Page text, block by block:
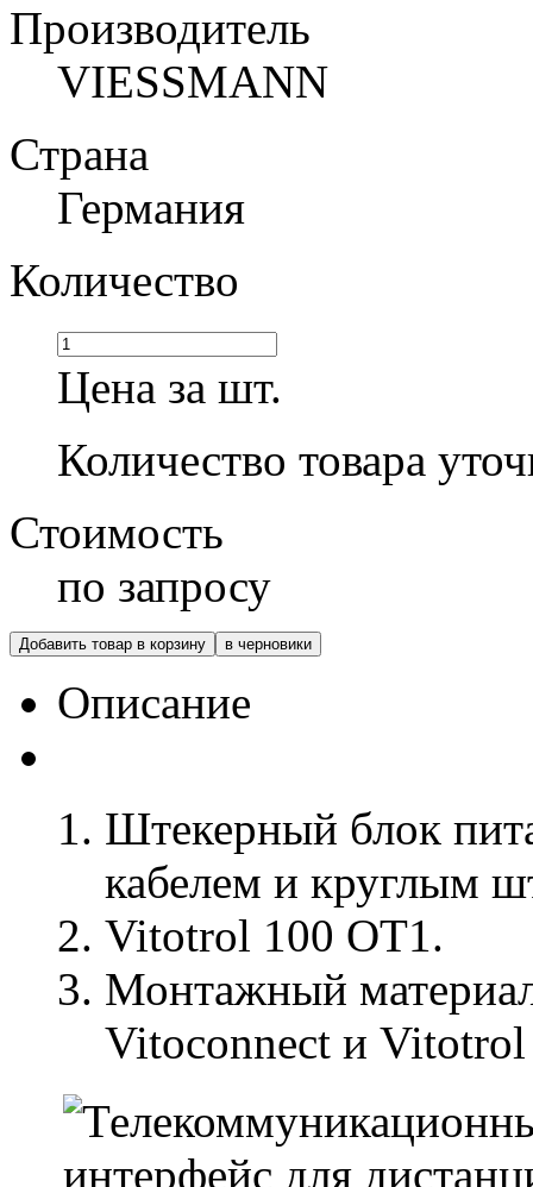
Производитель
VIESSMANN
Страна
Германия
Количество
Цена за шт.
Количество товара
Стоимость
по запросу
Добавить товар в корзину в черновики
Описание
Штекерный блок
кабелем и круглым
Vitotrol 100 OT1.
Монтажный
Vitoconnect и